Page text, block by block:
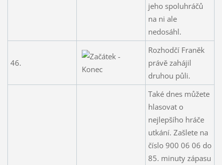
jeho spoluhráčů
na ni ale
nedosáhl.
46.
Rozhodčí Franěk
právě zahájil
druhou půli.
Také dnes můžete
hlasovat o
nejlepšího hráče
utkání. Zašlete na
číslo 900 06 06 do
85. minuty zápasu